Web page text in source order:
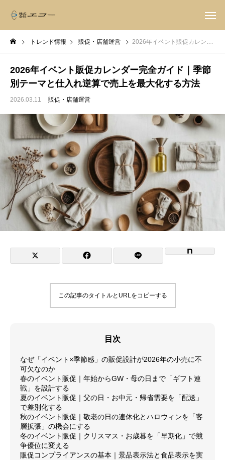
トレンド情報 販促・店舗運営 2026年イベント販促カレンダー完全ガイド｜季節別テーマと仕入れ逆算で売上を最大化する方法
2026年イベント販促カレンダー完全ガイド｜季節
別テーマと仕入れ逆算で売上を最大化する方法
2026.03.11 販促・店舗運営
この記事のタイトルとURLをコピーする
目次
なぜ「イベント×季節感」の販促設計が2026年の小売に不
可欠なのか
春のイベント販促｜年始からGW・母の日まで「ギフト連
戦」を設計する
夏のイベント販促｜父の日・お中元・帰省需要を「配送」
で差別化する
秋のイベント販促｜敬老の日の連休化とハロウィンを「客
層拡張」の機会にする
冬のイベント販促｜クリスマス・お歳暮を「早期化」で競
争優位に変える
販促コンプライアンスの基本｜景品表示法と食品表示を実